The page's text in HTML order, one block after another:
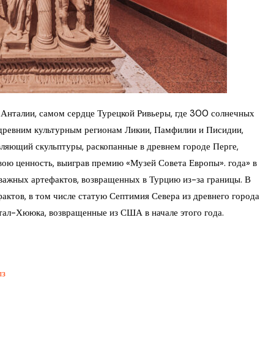
самом сердце Турецкой Ривьеры, где 300 солнечных
культурным регионам Ликии, Памфилии и Писидии,
скульптуры, раскопанные в древнем городе Перге,
ценность, выиграв премию «Музей Совета Европы». года» в
артефактов, возвращенных в Турцию из-за границы. В
в том числе статую Септимия Севера из древнего города
Хююка, возвращенные из США в начале этого года.